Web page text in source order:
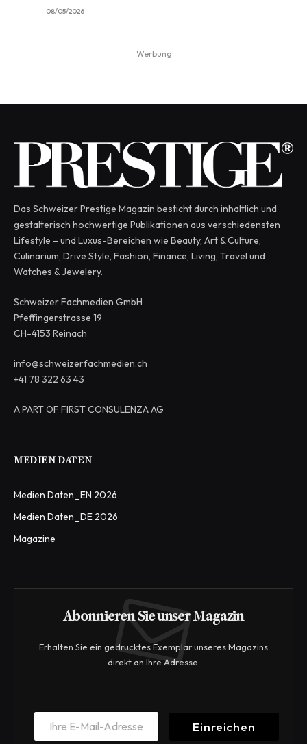
08/05/2026
Werbung
Das Schweizer Prestige Magazin besticht durch inhaltlich und
gestalterisch hochwertige Publikationen aus verschiedensten
Lifestyle – und Luxus-Bereichen wie Beauty, Art & Culture,
Culinarium, Drive Style, Fashion, Finance, Living, Travel und
Watches & Jewelery.
Schweizer Fachmedien GmbH
Pfeffingerstrasse 19
CH-4153 Reinach
info@schweizerfachmedien.ch
+41 78 322 63 43
A PART OF FIRST CONSULENZA AG
MEDIEN DATEN
Medien Daten_EN 2026
Medien Daten_DE 2026
Magazine
Abonnieren Sie unser Magazin
Erhalten Sie ein gedrucktes Exemplar unseres Magazins
direkt an Ihre Adresse.
E
Einreichen